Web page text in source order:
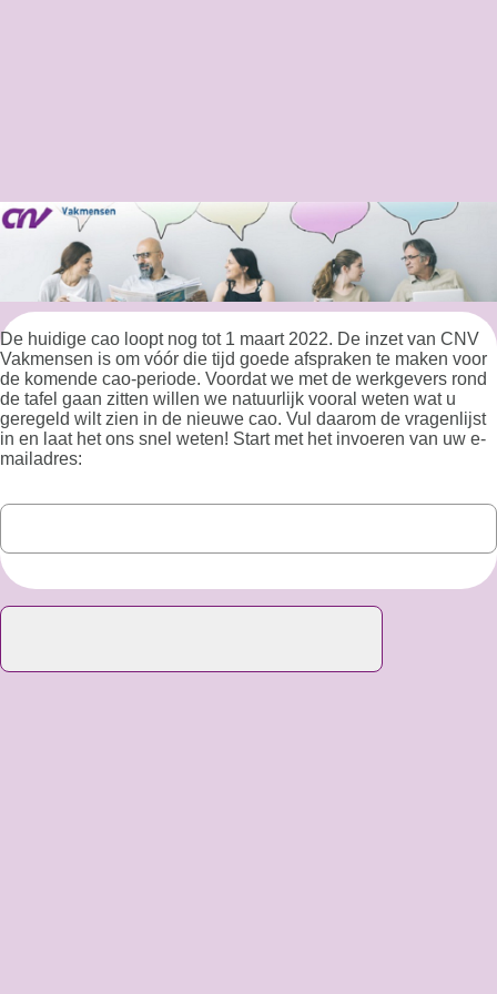
De huidige cao loopt nog tot 1 maart 2022. De inzet van CNV
Vakmensen is om vóór die tijd goede afspraken te maken voor
de komende cao-periode. Voordat we met de werkgevers rond
de tafel gaan zitten willen we natuurlijk vooral weten wat u
geregeld wilt zien in de nieuwe cao. Vul daarom de vragenlijst
in en laat het ons snel weten! Start met het invoeren van uw e-
mailadres: